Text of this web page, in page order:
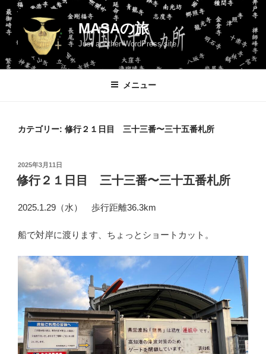
ン
テ
ツ
MASAの旅
Just another WordPress site
メニュー
カテゴリー: 修行２１日目 三十三番〜三十五番札所
投
稿
日:
2025年3月11日
修行２１日目 三十三番〜三十五番札所
2025.1.29（水） 歩行距離36.3km
船で対岸に渡ります、ちょっとショートカット。